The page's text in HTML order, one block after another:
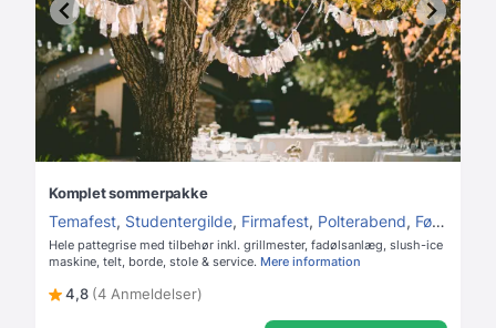
Komplet sommerpakke
Temafest, Studentergilde, Firmafest, Polterabend, Fødselsdag
Hele pattegrise med tilbehør inkl. grillmester, fadølsanlæg, slush-ice
maskine, telt, borde, stole & service. Mere information
4,8 (4 Anmeldelser)